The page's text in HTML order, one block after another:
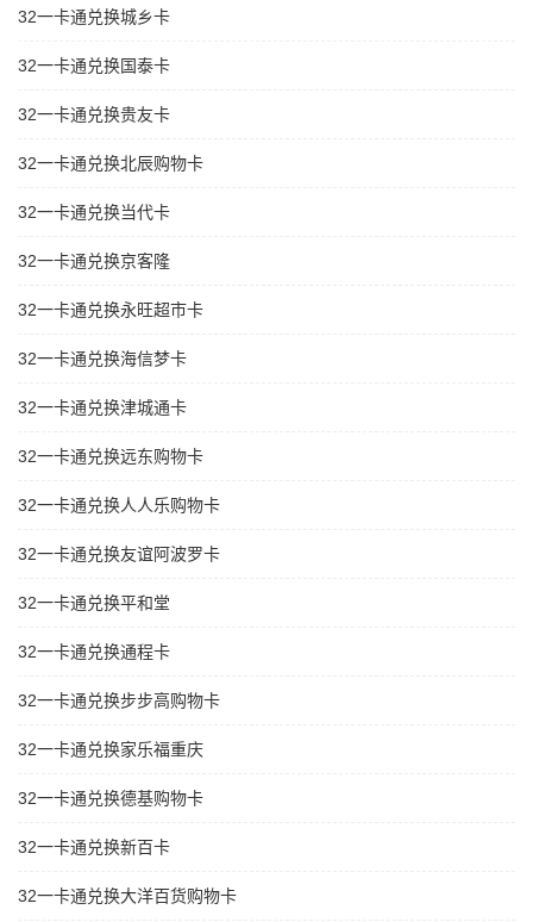
32一卡通兑换城乡卡
32一卡通兑换国泰卡
32一卡通兑换贵友卡
32一卡通兑换北辰购物卡
32一卡通兑换当代卡
32一卡通兑换京客隆
32一卡通兑换永旺超市卡
32一卡通兑换海信梦卡
32一卡通兑换津城通卡
32一卡通兑换远东购物卡
32一卡通兑换人人乐购物卡
32一卡通兑换友谊阿波罗卡
32一卡通兑换平和堂
32一卡通兑换通程卡
32一卡通兑换步步高购物卡
32一卡通兑换家乐福重庆
32一卡通兑换德基购物卡
32一卡通兑换新百卡
32一卡通兑换大洋百货购物卡